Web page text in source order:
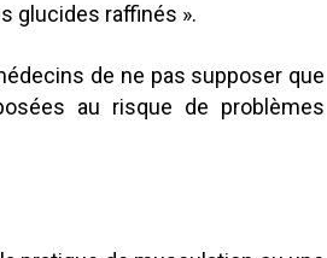
glucides raffinés ».
de ne pas supposer que
au risque de problèmes